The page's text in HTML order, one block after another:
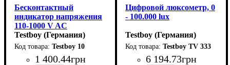
Бесконтактный
индикатор напряжения
110-1000 V AC
Testboy (Германия)
Testboy 10
1 400.44грн
Цифровой люксометр, 0
- 100.000 lux
Testboy (Германия)
Testboy TV 333
6 194.73грн